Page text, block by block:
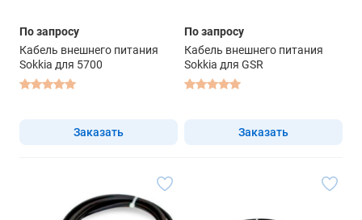
По запросу
Кабель внешнего питания
Sokkia для 5700
Заказать
По запросу
Кабель внешнего питания
Sokkia для GSR
Заказать